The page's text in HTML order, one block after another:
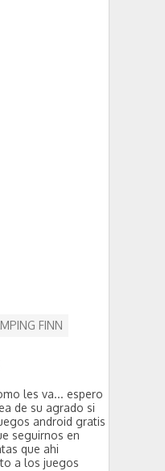
FINN
les va... espero
de su agrado si
android gratis
seguirnos en
que ahi
a los juegos